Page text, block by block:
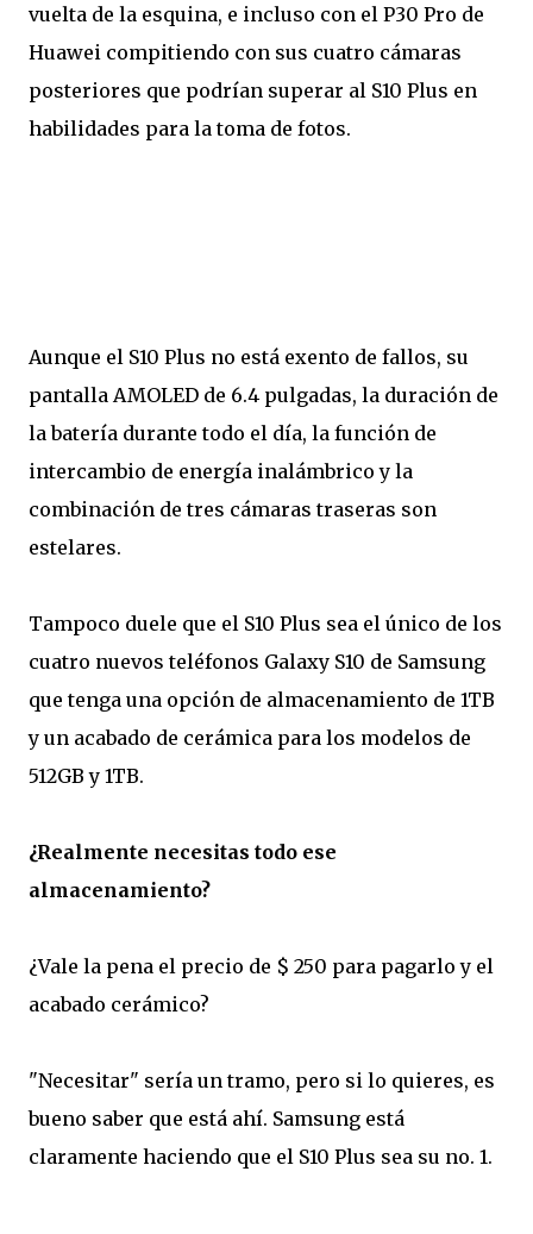
vuelta de la esquina, e incluso con el P30 Pro de
Huawei compitiendo con sus cuatro cámaras
posteriores que podrían superar al S10 Plus en
habilidades para la toma de fotos.
Aunque el S10 Plus no está exento de fallos, su
pantalla AMOLED de 6.4 pulgadas, la duración de
la batería durante todo el día, la función de
intercambio de energía inalámbrico y la
combinación de tres cámaras traseras son
estelares.
Tampoco duele que el S10 Plus sea el único de los
cuatro nuevos teléfonos Galaxy S10 de Samsung
que tenga una opción de almacenamiento de 1TB
y un acabado de cerámica para los modelos de
512GB y 1TB.
¿Realmente necesitas todo ese
almacenamiento?
¿Vale la pena el precio de $ 250 para pagarlo y el
acabado cerámico?
"Necesitar" sería un tramo, pero si lo quieres, es
bueno saber que está ahí. Samsung está
claramente haciendo que el S10 Plus sea su no. 1.